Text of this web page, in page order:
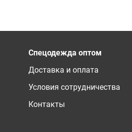
Спецодежда оптом
Доставка и оплата
Условия сотрудничества
Контакты